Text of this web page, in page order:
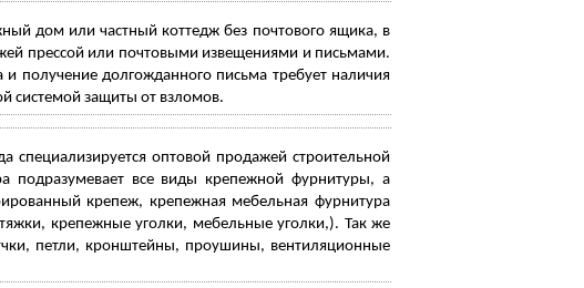
дом или частный коттедж без почтового ящика, в
прессой или почтовыми извещениями и письмами.
и получение долгожданного письма требует наличия
системой защиты от взломов.
оптовой продажей строительной
подразумевает все виды крепежной фурнитуры, а
крепеж, крепежная мебельная фурнитура
крепежные уголки, мебельные уголки,). Так же
петли, кронштейны, проушины, вентиляционные